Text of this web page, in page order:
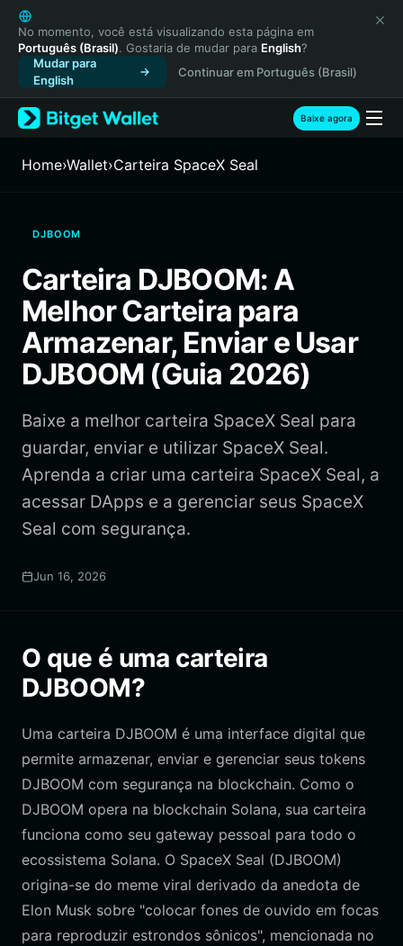
English
日本語
Tiếng Việt
Русский
Español (Latinoamérica)
Türkçe
Français
繁體中文
Bahasa Indonesia
ภาษาไทย
Español
Português (Brasil)
No momento, você está visualizando esta página em
Português (Brasil). Gostaria de mudar para English?
Mudar para
English
Continuar em Português (Brasil)
Baixe agora
Home›Wallet›Carteira SpaceX Seal
DJBOOM
Carteira DJBOOM: A
Melhor Carteira para
Armazenar, Enviar e Usar
DJBOOM (Guia 2026)
Baixe a melhor carteira SpaceX Seal para
guardar, enviar e utilizar SpaceX Seal.
Aprenda a criar uma carteira SpaceX Seal, a
acessar DApps e a gerenciar seus SpaceX
Seal com segurança.
Jun 16, 2026
O que é uma carteira
DJBOOM?
Uma carteira DJBOOM é uma interface digital que
permite armazenar, enviar e gerenciar seus tokens
DJBOOM com segurança na blockchain. Como o
DJBOOM opera na blockchain Solana, sua carteira
funciona como seu gateway pessoal para todo o
ecossistema Solana. O SpaceX Seal (DJBOOM)
origina-se do meme viral derivado da anedota de
Elon Musk sobre "colocar fones de ouvido em focas
para reproduzir estrondos sônicos", mencionada no